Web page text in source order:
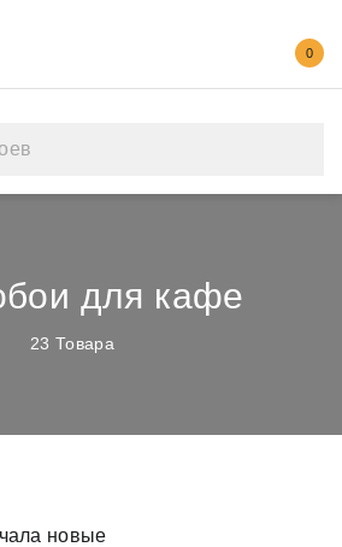
0
для кафе
23 Товара